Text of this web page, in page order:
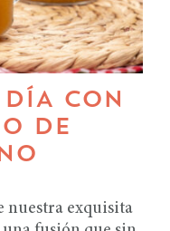
DÍA CON
DE
nuestra exquisita